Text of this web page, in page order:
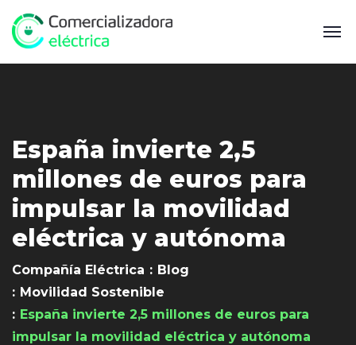
España invierte 2,5
millones de euros para
impulsar la movilidad
eléctrica y autónoma
Compañía Eléctrica
Blog
Movilidad Sostenible
España invierte 2,5 millones de euros para
impulsar la movilidad eléctrica y autónoma